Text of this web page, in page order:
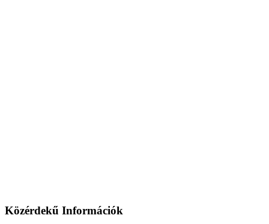
Közérdekű Információk